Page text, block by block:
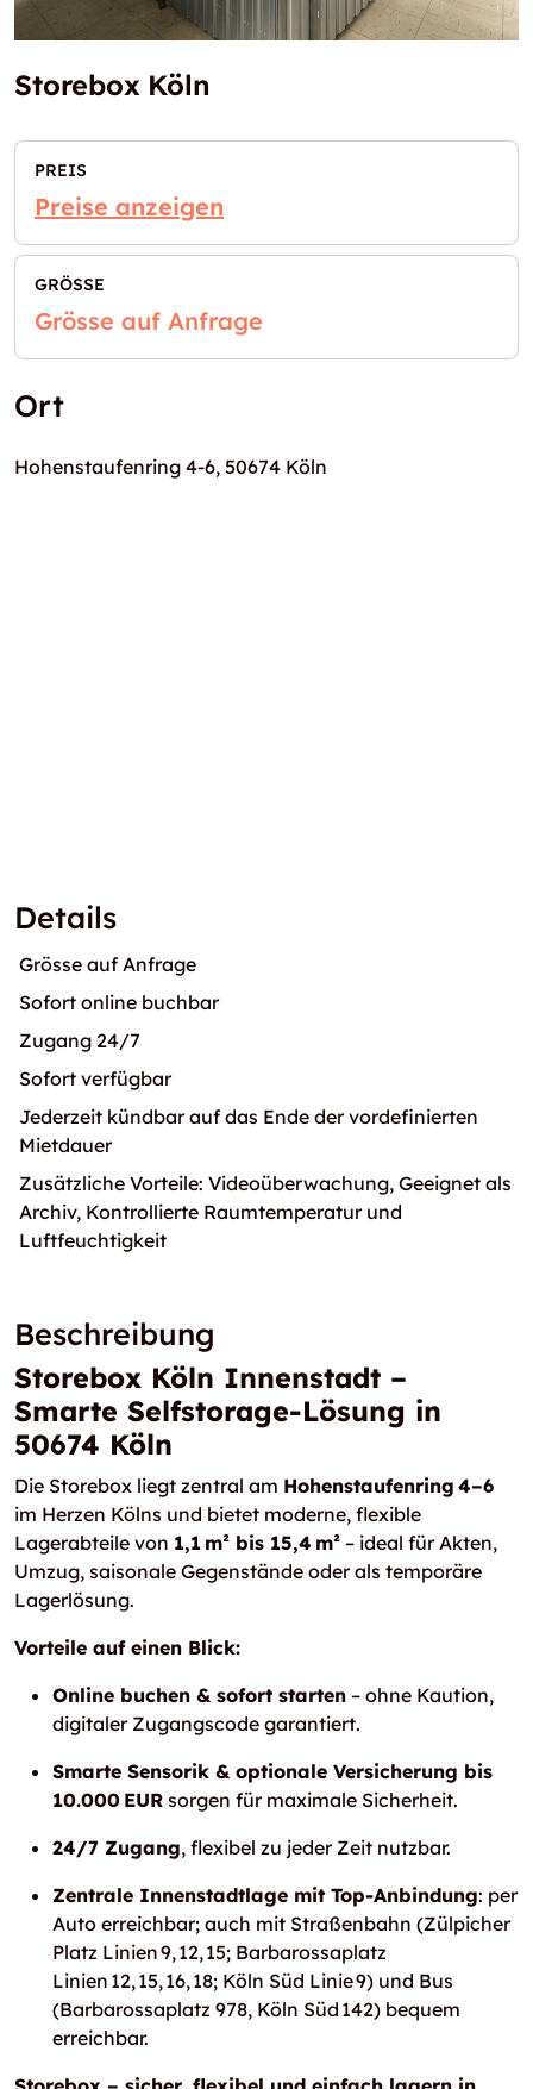
Storebox Köln
PREIS
Preise anzeigen
GRÖSSE
Grösse auf Anfrage
Ort
Hohenstaufenring 4-6, 50674 Köln
Details
Grösse auf Anfrage
Sofort online buchbar
Zugang 24/7
Sofort verfügbar
Jederzeit kündbar auf das Ende der vordefinierten
Mietdauer
Zusätzliche Vorteile: Videoüberwachung, Geeignet als
Archiv, Kontrollierte Raumtemperatur und
Luftfeuchtigkeit
Beschreibung
Storebox Köln Innenstadt –
Smarte Selfstorage-Lösung in
50674 Köln
Die Storebox liegt zentral am Hohenstaufenring 4–6
im Herzen Kölns und bietet moderne, flexible
Lagerabteile von 1,1 m² bis 15,4 m² – ideal für Akten,
Umzug, saisonale Gegenstände oder als temporäre
Lagerlösung.
Vorteile auf einen Blick:
Online buchen & sofort starten – ohne Kaution,
digitaler Zugangscode garantiert.
Smarte Sensorik & optionale Versicherung bis
10.000 EUR sorgen für maximale Sicherheit.
24/7 Zugang, flexibel zu jeder Zeit nutzbar.
Zentrale Innenstadtlage mit Top-Anbindung: per
Auto erreichbar; auch mit Straßenbahn (Zülpicher
Platz Linien 9, 12, 15; Barbarossaplatz
Linien 12, 15, 16, 18; Köln Süd Linie 9) und Bus
(Barbarossaplatz 978, Köln Süd 142) bequem
erreichbar.